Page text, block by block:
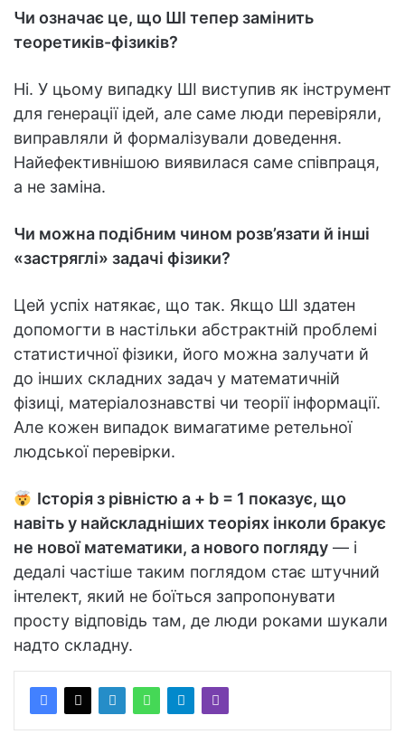
Чи означає це, що ШІ тепер замінить
теоретиків-фізиків?
Ні. У цьому випадку ШІ виступив як інструмент
для генерації ідей, але саме люди перевіряли,
виправляли й формалізували доведення.
Найефективнішою виявилася саме співпраця,
а не заміна.
Чи можна подібним чином розв’язати й інші
«застряглі» задачі фізики?
Цей успіх натякає, що так. Якщо ШІ здатен
допомогти в настільки абстрактній проблемі
статистичної фізики, його можна залучати й
до інших складних задач у математичній
фізиці, матеріалознавстві чи теорії інформації.
Але кожен випадок вимагатиме ретельної
людської перевірки.
Історія з рівністю a + b = 1 показує, що
навіть у найскладніших теоріях інколи бракує
не нової математики, а нового погляду — і
дедалі частіше таким поглядом стає штучний
інтелект, який не боїться запропонувати
просту відповідь там, де люди роками шукали
надто складну.